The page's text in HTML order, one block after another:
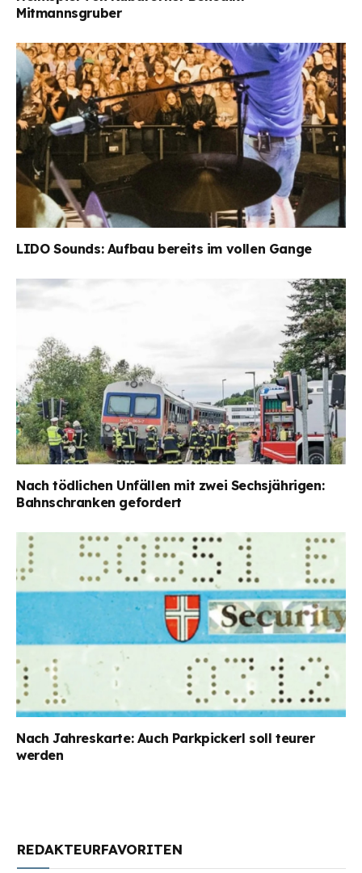
Mitmannsgruber
LIDO Sounds: Aufbau bereits im vollen Gange
Nach tödlichen Unfällen mit zwei Sechsjährigen:
Bahnschranken gefordert
Nach Jahreskarte: Auch Parkpickerl soll teurer
werden
REDAKTEURFAVORITEN